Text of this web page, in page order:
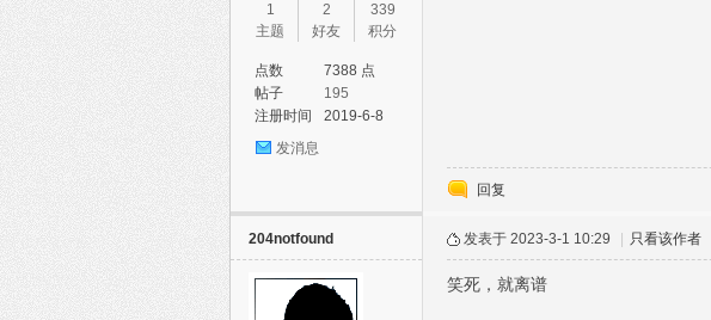
1
主题
2
好友
339
积分
点数
7388 点
帖子
195
注册时间
2019-6-8
发消息
回复
204notfound 发表于 2023-3-1 10:29 只看该作者
笑死，就离谱